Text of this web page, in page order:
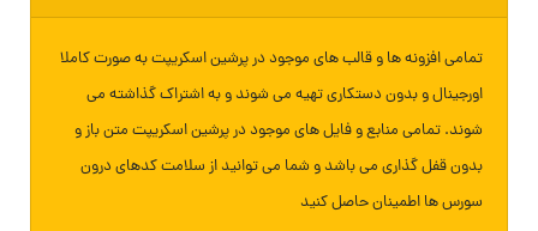
تمامی افزونه ها و قالب های موجود در پرشین اسکریپت به صورت کاملا
اورجینال و بدون دستکاری تهیه می شوند و به اشتراک گذاشته می
شوند. تمامی منابع و فایل های موجود در پرشین اسکریپت متن باز و
بدون قفل گذاری می باشد و شما می توانید از سلامت کدهای درون
سورس ها اطمینان حاصل کنید